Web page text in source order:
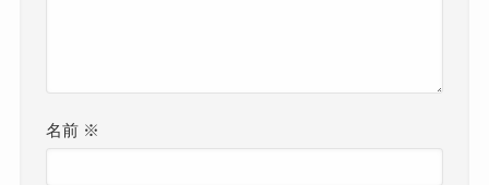
名前 ※